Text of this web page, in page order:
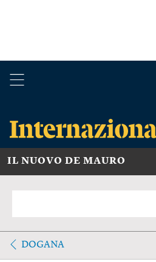
IL NUOVO DE MAURO
DOGANA